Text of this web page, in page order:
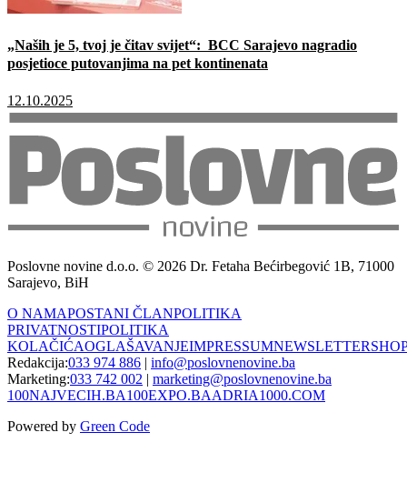
„Naših je 5, tvoj je čitav svijet“: BCC Sarajevo nagradio
posjetioce putovanjima na pet kontinenata
12.10.2025
Poslovne novine d.o.o. © 2026 Dr. Fetaha Bećirbegović 1B, 71000
Sarajevo, BiH
O NAMAPOSTANI ČLANPOLITIKA
PRIVATNOSTIPOLITIKA
KOLAČIĆAOGLAŠAVANJEIMPRESSUMNEWSLETTER
Redakcija:033 974 886 | info@poslovnenovine.ba
Marketing:033 742 002 | marketing@poslovnenovine.ba
100NAJVECIH.BA100EXPO.BAADRIA1000.COM
Powered by Green Code